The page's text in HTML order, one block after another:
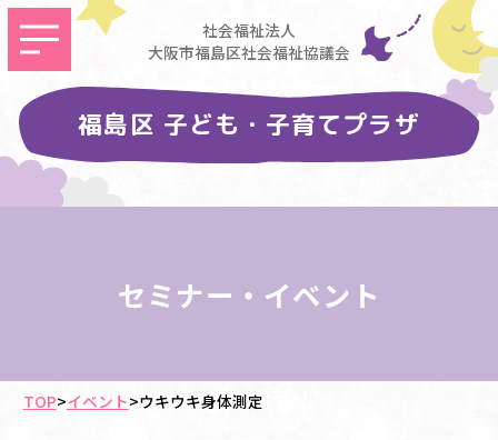
社会福祉法人
大阪市福島区社会福祉協議会
福島区 子ども・子育てプラザ
セミナー・イベント
TOP>イベント>ウキウキ身体測定